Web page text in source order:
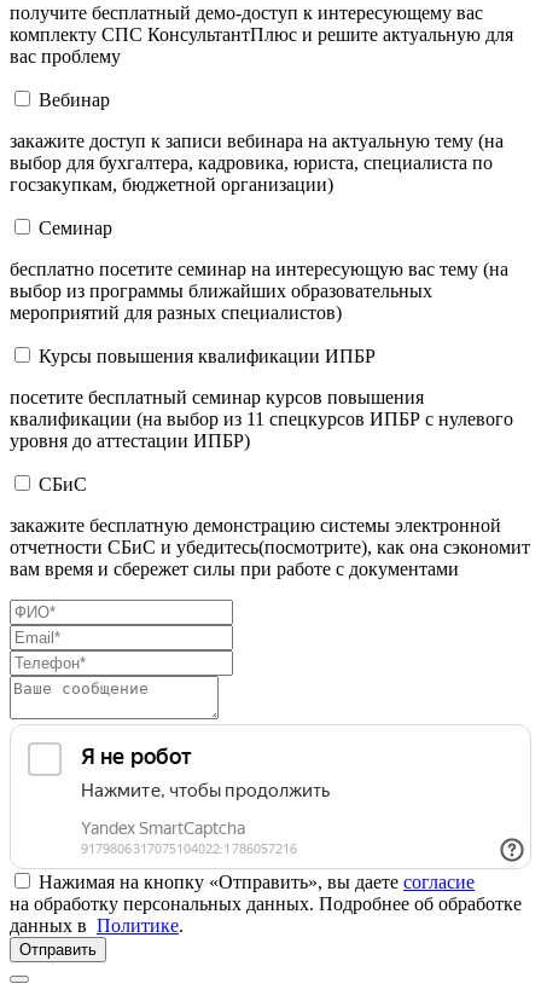
получите бесплатный демо-доступ к интересующему вас
комплекту СПС КонсультантПлюс и решите актуальную для
вас проблему
Вебинар
закажите доступ к записи вебинара на актуальную тему (на
выбор для бухгалтера, кадровика, юриста, специалиста по
госзакупкам, бюджетной организации)
Семинар
бесплатно посетите семинар на интересующую вас тему (на
выбор из программы ближайших образовательных
мероприятий для разных специалистов)
Курсы повышения квалификации ИПБР
посетите бесплатный семинар курсов повышения
квалификации (на выбор из 11 спецкурсов ИПБР с нулевого
уровня до аттестации ИПБР)
СБиС
закажите бесплатную демонстрацию системы электронной
отчетности СБиС и убедитесь(посмотрите), как она сэкономит
вам время и сбережет силы при работе с документами
Нажимая на кнопку «Отправить», вы даете согласие
на обработку персональных данных. Подробнее об обработке
данных в Политике.
Отправить